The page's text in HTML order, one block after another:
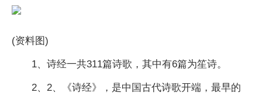
(资料图)
1、诗经一共311篇诗歌，其中有6篇为笙诗。
2、2、《诗经》，是中国古代诗歌开端，最早的